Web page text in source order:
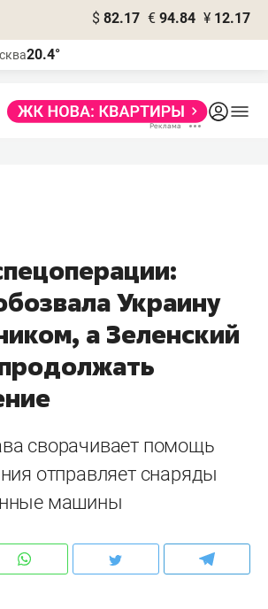
$ 82.17 € 94.84 ¥ 12.17
20.4°
Украину
а Зеленский
сворачивает помощь
отправляет снаряды
машины